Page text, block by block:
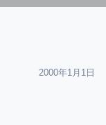
2000年1月1日